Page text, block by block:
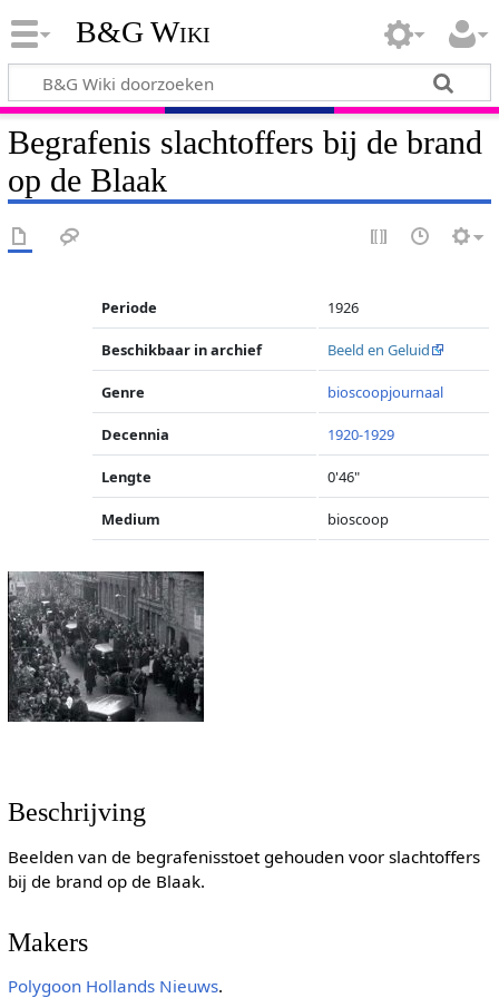
B&G Wiki
Begrafenis slachtoffers bij de brand
op de Blaak
Periode 1926
Beschikbaar in archief Beeld en Geluid
Genre bioscoopjournaal
Decennia 1920-1929
Lengte 0'46"
Medium bioscoop
Beschrijving
Beelden van de begrafenisstoet gehouden voor slachtoffers
bij de brand op de Blaak.
Makers
Polygoon Hollands Nieuws.